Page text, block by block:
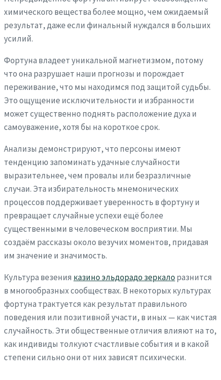
химического вещества более мощно, чем ожидаемый
результат, даже если финальный нуждался в больших
усилий.
Фортуна владеет уникальной магнетизмом, потому
что она разрушает наши прогнозы и порождает
переживание, что мы находимся под защитой судьбы.
Это ощущение исключительности и избранности
может существенно поднять расположение духа и
самоуважение, хотя бы на короткое срок.
Анализы демонстрируют, что персоны имеют
тенденцию запоминать удачные случайности
выразительнее, чем провалы или безразличные
случаи. Эта избирательность мнемонических
процессов поддерживает уверенность в фортуну и
превращает случайные успехи ещё более
существенными в человеческом восприятии. Мы
создаём рассказы около везучих моментов, придавая
им значение и значимость.
Культура везения казино эльдорадо зеркало разнится
в многообразных сообществах. В некоторых культурах
фортуна трактуется как результат правильного
поведения или позитивной участи, в иных — как чистая
случайность. Эти общественные отличия влияют на то,
как индивиды толкуют счастливые события и в какой
степени сильно они от них зависят психически.